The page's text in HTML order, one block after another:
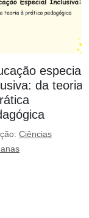
especial
da teoria
Ciências